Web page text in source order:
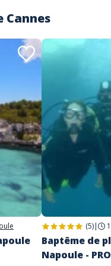
Cannes
(5)|
Baptême de
Napoule -